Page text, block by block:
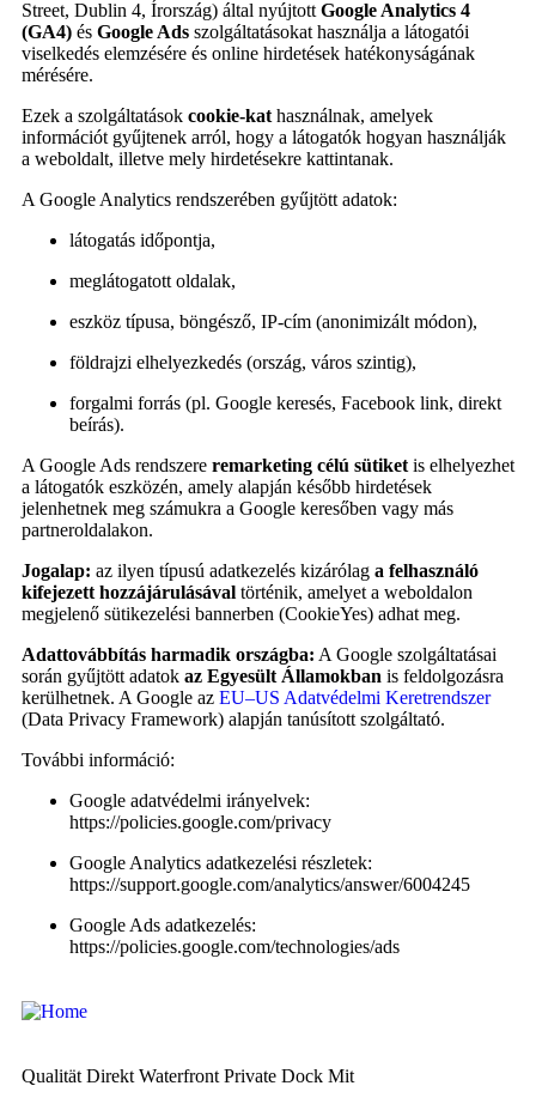
Street, Dublin 4, Írország) által nyújtott Google Analytics 4
(GA4) és Google Ads szolgáltatásokat használja a látogatói
viselkedés elemzésére és online hirdetések hatékonyságának
mérésére.
Ezek a szolgáltatások cookie-kat használnak, amelyek
információt gyűjtenek arról, hogy a látogatók hogyan használják
a weboldalt, illetve mely hirdetésekre kattintanak.
A Google Analytics rendszerében gyűjtött adatok:
látogatás időpontja,
meglátogatott oldalak,
eszköz típusa, böngésző, IP-cím (anonimizált módon),
földrajzi elhelyezkedés (ország, város szintig),
forgalmi forrás (pl. Google keresés, Facebook link, direkt
beírás).
A Google Ads rendszere remarketing célú sütiket is elhelyezhet
a látogatók eszközén, amely alapján később hirdetések
jelenhetnek meg számukra a Google keresőben vagy más
partneroldalakon.
Jogalap: az ilyen típusú adatkezelés kizárólag a felhasználó
kifejezett hozzájárulásával történik, amelyet a weboldalon
megjelenő sütikezelési bannerben (CookieYes) adhat meg.
Adattovábbítás harmadik országba: A Google szolgáltatásai
során gyűjtött adatok az Egyesült Államokban is feldolgozásra
kerülhetnek. A Google az EU–US Adatvédelmi Keretrendszer
(Data Privacy Framework) alapján tanúsított szolgáltató.
További információ:
Google adatvédelmi irányelvek:
https://policies.google.com/privacy
Google Analytics adatkezelési részletek:
https://support.google.com/analytics/answer/6004245
Google Ads adatkezelés:
https://policies.google.com/technologies/ads
Qualität Direkt Waterfront Private Dock Mit